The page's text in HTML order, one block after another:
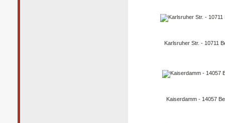
Karlsruher Str. - 10711
Kaiserdamm - 14057